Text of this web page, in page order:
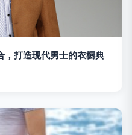
，打造现代男士的衣橱典